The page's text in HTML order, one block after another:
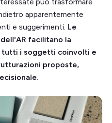
apparentemente
e suggerimenti. Le
facilitano la
tutti i soggetti coinvolti e
proposte,